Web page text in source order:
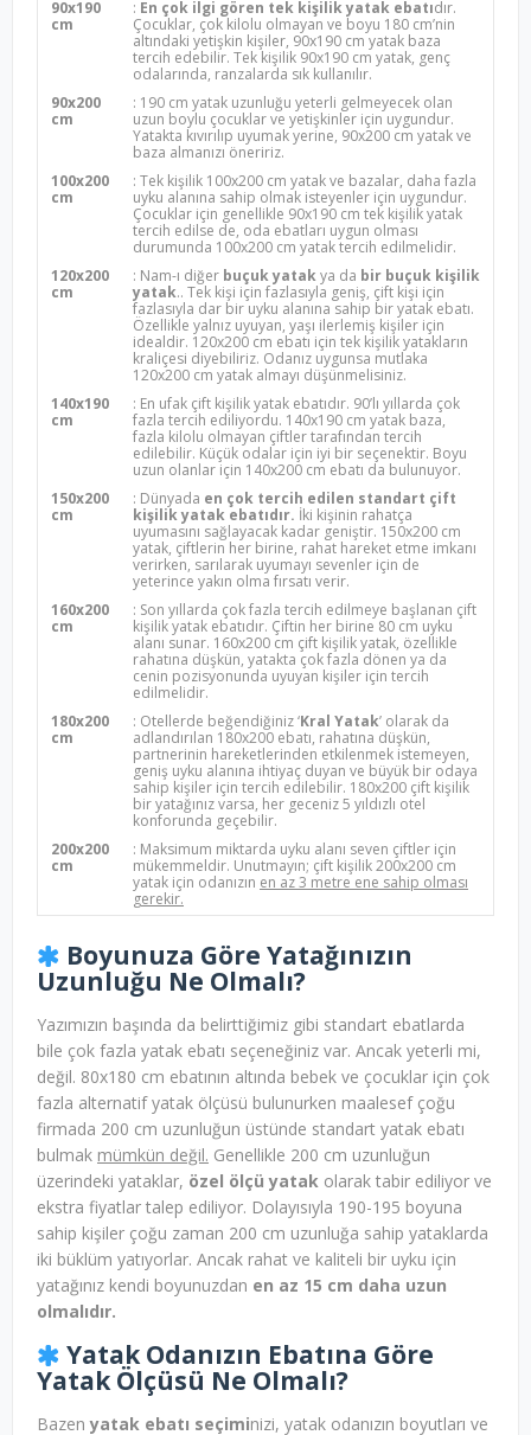
90x190
cm
: En çok ilgi gören tek kişilik yatak ebatıdır.
Çocuklar, çok kilolu olmayan ve boyu 180 cm’nin
altındaki yetişkin kişiler, 90x190 cm yatak baza
tercih edebilir. Tek kişilik 90x190 cm yatak, genç
odalarında, ranzalarda sık kullanılır.
90x200
cm
: 190 cm yatak uzunluğu yeterli gelmeyecek olan
uzun boylu çocuklar ve yetişkinler için uygundur.
Yatakta kıvırılıp uyumak yerine, 90x200 cm yatak ve
baza almanızı öneririz.
100x200
cm
: Tek kişilik 100x200 cm yatak ve bazalar, daha fazla
uyku alanına sahip olmak isteyenler için uygundur.
Çocuklar için genellikle 90x190 cm tek kişilik yatak
tercih edilse de, oda ebatları uygun olması
durumunda 100x200 cm yatak tercih edilmelidir.
120x200
cm
: Nam-ı diğer buçuk yatakya da bir buçuk kişilik
yatak.. Tek kişi için fazlasıyla geniş, çift kişi için
fazlasıyla dar bir uyku alanına sahip bir yatak ebatı.
Özellikle yalnız uyuyan, yaşı ilerlemiş kişiler için
idealdir. 120x200 cm ebatı için tek kişilik yatakların
kraliçesi diyebiliriz. Odanız uygunsa mutlaka
120x200 cm yatak almayı düşünmelisiniz.
140x190
cm
: En ufak çift kişilik yatak ebatıdır. 90’lı yıllarda çok
fazla tercih ediliyordu. 140x190 cm yatak baza,
fazla kilolu olmayan çiftler tarafından tercih
edilebilir. Küçük odalar için iyi bir seçenektir. Boyu
uzun olanlar için 140x200 cm ebatı da bulunuyor.
150x200
cm
: Dünyada en çok tercih edilen standart çift
kişilik yatak ebatıdır. İki kişinin rahatça
uyumasını sağlayacak kadar geniştir. 150x200 cm
yatak, çiftlerin her birine, rahat hareket etme imkanı
verirken, sarılarak uyumayı sevenler için de
yeterince yakın olma fırsatı verir.
160x200
cm
: Son yıllarda çok fazla tercih edilmeye başlanan çift
kişilik yatak ebatıdır. Çiftin her birine 80 cm uyku
alanı sunar. 160x200 cm çift kişilik yatak, özellikle
rahatına düşkün, yatakta çok fazla dönen ya da
cenin pozisyonunda uyuyan kişiler için tercih
edilmelidir.
180x200
cm
: Otellerde beğendiğiniz ‘Kral Yatak’ olarak da
adlandırılan 180x200 ebatı, rahatına düşkün,
partnerinin hareketlerinden etkilenmek istemeyen,
geniş uyku alanına ihtiyaç duyan ve büyük bir odaya
sahip kişiler için tercih edilebilir. 180x200 çift kişilik
bir yatağınız varsa, her geceniz 5 yıldızlı otel
konforunda geçebilir.
200x200
cm
: Maksimum miktarda uyku alanı seven çiftler için
mükemmeldir. Unutmayın; çift kişilik 200x200 cm
yatak için odanızın en az 3 metre ene sahip olması
gerekir.
Boyunuza Göre Yatağınızın
Uzunluğu Ne Olmalı?
Yazımızın başında da belirttiğimiz gibi standart ebatlarda
bile çok fazla yatak ebatı seçeneğiniz var. Ancak yeterli mi,
değil. 80x180 cm ebatının altında bebek ve çocuklar için çok
fazla alternatif yatak ölçüsü bulunurken maalesef çoğu
firmada 200 cm uzunluğun üstünde standart yatak ebatı
bulmak mümkün değil. Genellikle 200 cm uzunluğun
üzerindeki yataklar, özel ölçü yatak olarak tabir ediliyor ve
ekstra fiyatlar talep ediliyor. Dolayısıyla 190-195 boyuna
sahip kişiler çoğu zaman 200 cm uzunluğa sahip yataklarda
iki büklüm yatıyorlar. Ancak rahat ve kaliteli bir uyku için
yatağınız kendi boyunuzdan en az 15 cm daha uzun
olmalıdır.
Yatak Odanızın Ebatına Göre
Yatak Ölçüsü Ne Olmalı?
Bazenyatak ebatı seçiminizi, yatak odanızın boyutları ve